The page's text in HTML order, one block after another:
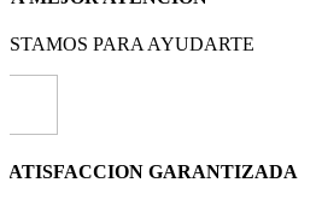
PARA AYUDARTE
GARANTIZADA